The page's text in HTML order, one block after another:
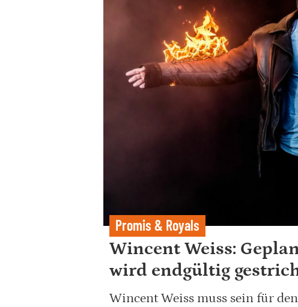
Promis & Royals
Wincent Weiss:
wird endgültig
Wincent Weiss muss sein für